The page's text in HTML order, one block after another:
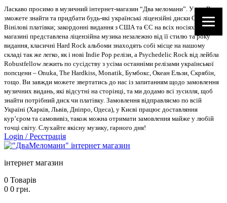
Ласкаво просимо в музичний інтернет-магазин “Два меломани”. У нас Ви
зможете знайти та придбати будь-які українські ліцензійні диски CD, DVD,
Вінілові платівки; закордонні видання з США та ЄС на всіх носіях. В
магазині представлена ліцензійна музика незалежно від її стилю та року
видання, класичні Hard Rock альбоми знаходять собі місце на нашому
складі так же легко, як і нові Indie Pop релізи, а Psychedelic Rock від лейбла
Robustfellow лежить по сусідству з усіма останніми релізами української
попсцени – Onuka, The Hardkiss, Monatik, Бумбокс, Океан Ельзи, Скрябін,
тощо. Ви завжди можете звертатись до нас із запитанням щодо замовлення
музичних видань, які відсутні на сторінці, та ми додамо всі зусилля, щоб
знайти потрібний диск чи платівку. Замовлення відправляємо по всій
Україні (Харків, Львів, Дніпро, Одеса), у Києві працює доставляння
кур’єром та самовивіз, також можна отримати замовлення майже у любій
точці світу. Слухайте якісну музику, гарного дня!
Login /Реєстрація
інтернет магазин
0 Товарів
0 0 грн.